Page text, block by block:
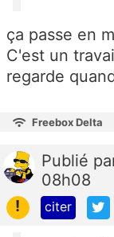
ça passe en
C'est un
regarde
Freebox Delta
Publié
08h08
!
citer